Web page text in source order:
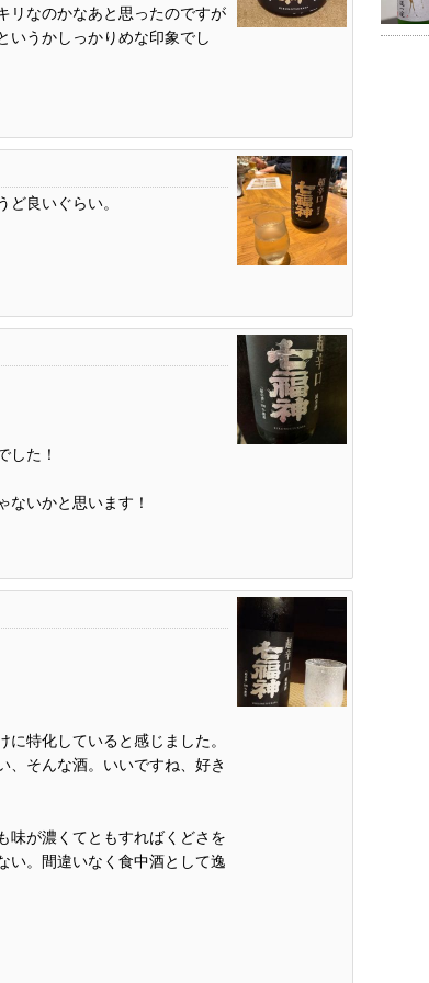
リなのかなあと思ったのですが
いうかしっかりめな印象でし
良いぐらい。
した！
ないかと思います！
特化していると感じました。
、そんな酒。いいですね、好き
味が濃くてともすればくどさを
い。間違いなく食中酒として逸